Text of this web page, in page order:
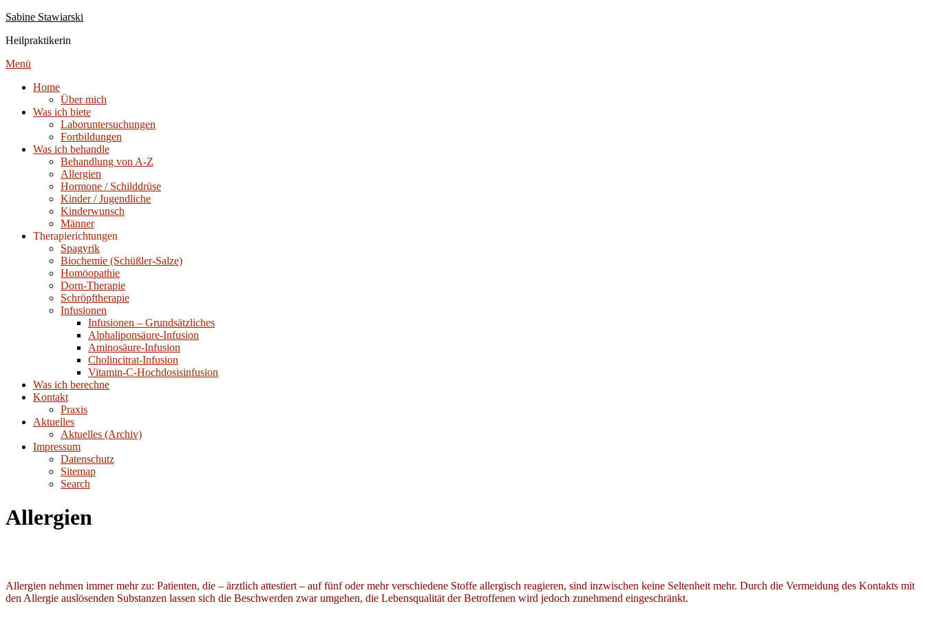
Zum
springen
Sabine Stawiarski
Heilpraktikerin
Menü
Home
Über mich
Was ich biete
Laboruntersuchungen
Fortbildungen
Was ich behandle
Behandlung von A-Z
Allergien
Hormone / Schilddrüse
Kinder / Jugendliche
Kinderwunsch
Männer
Therapierichtungen
Spagyrik
Biochemie (Schüßler-Salze)
Homöopathie
Dorn-Therapie
Schröpftherapie
Infusionen
Infusionen – Grundsätzliches
Alphaliponsäure-Infusion
Aminosäure-Infusion
Cholincitrat-Infusion
Vitamin-C-Hochdosisinfusion
Was ich berechne
Kontakt
Praxis
Aktuelles
Aktuelles (Archiv)
Impressum
Datenschutz
Sitemap
Search
Allergien
Allergien nehmen immer mehr zu: Patienten, die – ärztlich attestiert – auf fünf oder mehr verschiedene Stoffe allergisch reagieren, sind inzwischen keine Seltenheit mehr. Durch die Vermeidung des Kontakts mit
den Allergie auslösenden Substanzen lassen sich die Beschwerden zwar umgehen, die Lebensqualität der Betroffenen wird jedoch zunehmend eingeschränkt.